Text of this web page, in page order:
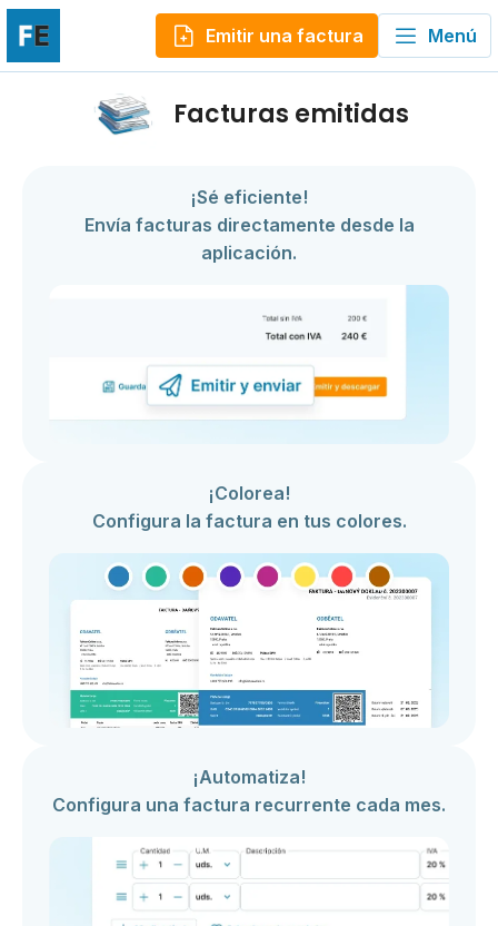
Emitir una factura Menú
¡Sé eficiente!
Envía facturas directamente desde la
aplicación.
¡Colorea!
Configura la factura en tus colores.
¡Automatiza!
Configura una factura recurrente cada mes.
Facturas emitidas